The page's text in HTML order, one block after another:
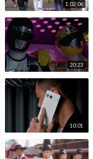
1:02:06
20:23
10:01